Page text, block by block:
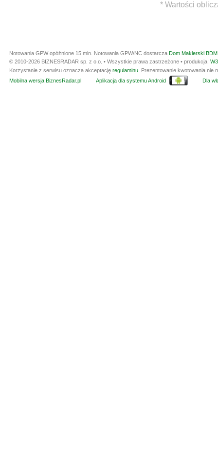
* Wartości
Notowania GPW opóźnione 15 min. Notowania GPW/NC dostarcza Dom Maklerski
© 2010-2026 BIZNESRADAR sp. z o.o. • Wszystkie prawa zastrzeżone • produkcja:
Korzystanie z serwisu oznacza akceptację regulaminu . Prezentowanie kwotowania
Mobilna wersja BiznesRadar.pl
Aplikacja dla systemu Android Dla